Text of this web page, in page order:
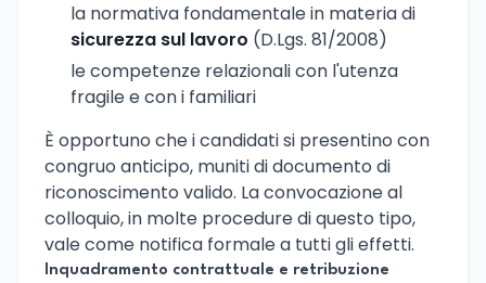
la normativa fondamentale in materia di
sicurezza sul lavoro (D.Lgs. 81/2008)
le competenze relazionali con l'utenza
fragile e con i familiari
È opportuno che i candidati si presentino con
congruo anticipo, muniti di documento di
riconoscimento valido. La convocazione al
colloquio, in molte procedure di questo tipo,
vale come notifica formale a tutti gli effetti.
Inquadramento contrattuale e retribuzione